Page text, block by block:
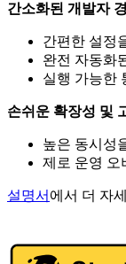
간소화된 개발자
간편한 설정
완전 자동화
실행 가능한
손쉬운 확장성 및
높은 동시성
제로 운영
설명서 에서 더 자